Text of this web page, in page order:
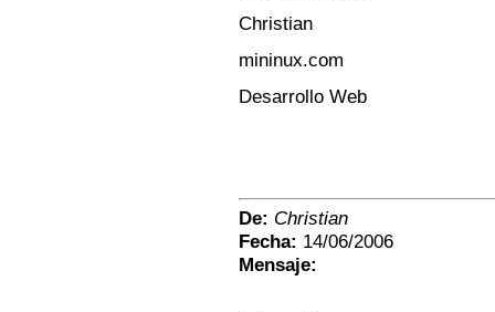
Christian
mininux.com
Desarrollo Web
De: Christian
Fecha: 14/06/2006
Mensaje: